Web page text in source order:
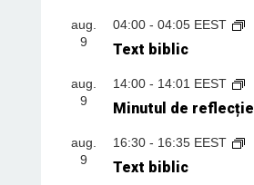
aug.
9
04:00- 04:05 EEST
Text biblic
aug.
9
14:00- 14:01 EEST
Minutul de reflecție
aug.
9
16:30- 16:35 EEST
Text biblic